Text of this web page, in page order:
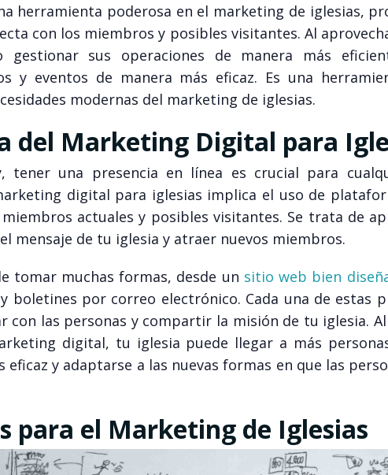
herramienta poderosa en el marketing de iglesias,
con los miembros y posibles visitantes. Al
gestionar sus operaciones de manera más
y eventos de manera más eficaz. Es una
modernas del marketing de iglesias.
del Marketing Digital para
una presencia en línea es crucial para
digital para iglesias implica el uso de
actuales y posibles visitantes. Se trata de
mensaje de tu iglesia y atraer nuevos miembros.
tomar muchas formas, desde un sitio web bien
boletines por correo electrónico. Cada una de estas
con las personas y compartir la misión de tu iglesia.
digital, tu iglesia puede llegar a más
eficaz y adaptarse a las nuevas formas en que las
para el Marketing de Iglesias